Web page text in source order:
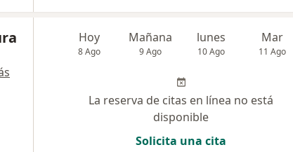
Hoy
8 Ago
Mañana
9 Ago
lunes
10 Ago
Mar
11 Ago
La reserva de citas en línea no está
disponible
Solicita una cita